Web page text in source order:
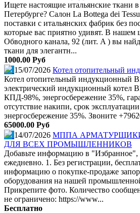
Ищете настоящие итальянские ткани
Петербурге? Салон La Bottega dei
поставки с итальянских фабрик без
которые вас приятно удивят. В нашем
Обводного канала, 92 (лит. A ) вы
ткани для элегантн...
1000.00 Руб
15/07/2026 Котел отопительный
Котел отопительный индукционный
электрический индукционный котел
КПД-98%, энергосбережение 35%,
отсутствие накипи, срок эксплуатации
энергосбережение 35%. Звоните
65000.00 Руб
14/07/2026 МППА
ДЛЯ ВСЕХ ПРОМЫШЛЕННИКОВ
Добавьте информацию в "Избранное",
ежедневно. 1. Без регистрации,
информацию о покупке-продаже
оборудования на нашей
Прикрепите фото. Количество
не ограничено: https://www...
Бесплатно